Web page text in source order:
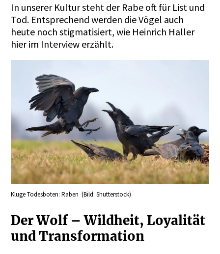
In unserer Kultur steht der Rabe oft für List und
Tod. Entsprechend werden die Vögel auch
heute noch stigmatisiert, wie Heinrich Haller
hierim Interview erzählt.
Kluge Todesboten: Raben (Bild: Shutterstock)
Der Wolf – Wildheit, Loyalität
und Transformation